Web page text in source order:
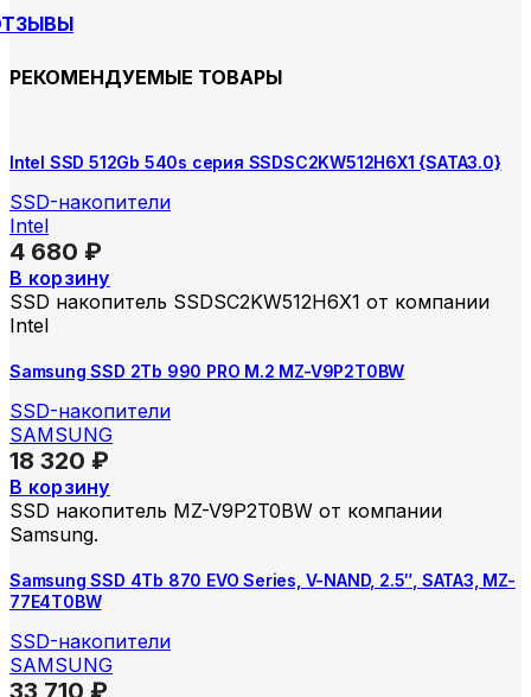
РЕКОМЕНДУЕМЫЕ ТОВАРЫ
Intel SSD 512Gb 540s серия SSDSC2KW512H6X1 {SATA3.0}
SSD-накопители
Intel
4 680 ₽
В корзину
SSD накопитель SSDSC2KW512H6X1 от компании
Intel
Samsung SSD 2Tb 990 PRO M.2 MZ-V9P2T0BW
SSD-накопители
SAMSUNG
18 320 ₽
В корзину
SSD накопитель MZ-V9P2T0BW от компании
Samsung.
Samsung SSD 4Tb 870 EVO Series, V-NAND, 2.5″, SATA3, MZ-
77E4T0BW
SSD-накопители
SAMSUNG